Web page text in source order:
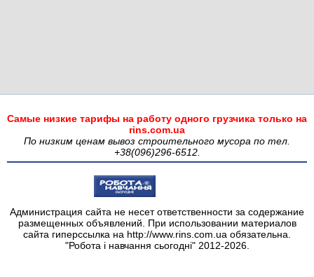
Самые низкие тарифы на работу одного грузчика только на
rins.com.ua
По низким ценам вывоз строительного мусора по тел.
+38(096)296-6512.
Администрация сайта не несет ответственности за содержание
размещенных объявлений. При использовании материалов
сайта гиперссылка на http://www.rins.com.ua обязательна.
"Робота і навчання сьогодні" 2012-2026.